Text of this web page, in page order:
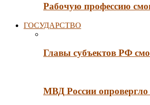
Рабочую профессию
ГОСУДАРСТВО
Главы субъектов РФ
МВД России